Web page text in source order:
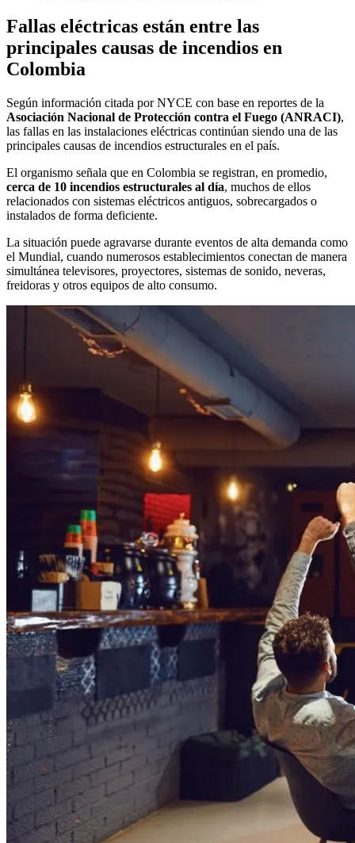
Fallas eléctricas están entre las
principales causas de incendios en
Colombia
Según información citada por NYCE con base en reportes de la
Asociación Nacional de Protección contra el Fuego (ANRACI),
las fallas en las instalaciones eléctricas continúan siendo una de las
principales causas de incendios estructurales en el país.
El organismo señala que en Colombia se registran, en promedio,
cerca de 10 incendios estructurales al día, muchos de ellos
relacionados con sistemas eléctricos antiguos, sobrecargados o
instalados de forma deficiente.
La situación puede agravarse durante eventos de alta demanda como
el Mundial, cuando numerosos establecimientos conectan de manera
simultánea televisores, proyectores, sistemas de sonido, neveras,
freidoras y otros equipos de alto consumo.